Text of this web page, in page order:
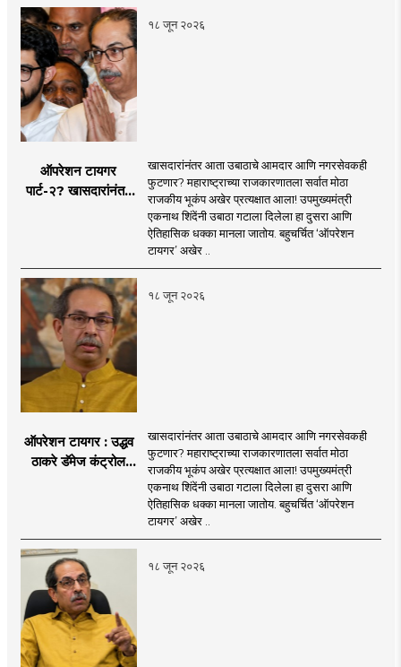
१८ जून २०२६
ऑपरेशन टायगर
पार्ट-२? खासदारांनंतर
खासदारांनंतर आता उबाठाचे आमदार आणि नगरसेवकही
फुटणार? महाराष्ट्राच्या राजकारणातला सर्वात मोठा
राजकीय भूकंप अखेर प्रत्यक्षात आला! उपमुख्यमंत्री
एकनाथ शिंदेंनी उबाठा गटाला दिलेला हा दुसरा आणि
ऐतिहासिक धक्का मानला जातोय. बहुचर्चित ‘ऑपरेशन
टायगर’ अखेर ..
१८ जून २०२६
ऑपरेशन टायगर : उद्धव
ठाकरे डॅमेज कंट्रोल
शिंदेंकडे जाण्याच्या चर्चा
सुरू
खासदारांनंतर आता उबाठाचे आमदार आणि नगरसेवकही
फुटणार? महाराष्ट्राच्या राजकारणातला सर्वात मोठा
राजकीय भूकंप अखेर प्रत्यक्षात आला! उपमुख्यमंत्री
एकनाथ शिंदेंनी उबाठा गटाला दिलेला हा दुसरा आणि
ऐतिहासिक धक्का मानला जातोय. बहुचर्चित ‘ऑपरेशन
टायगर’ अखेर ..
१८ जून २०२६